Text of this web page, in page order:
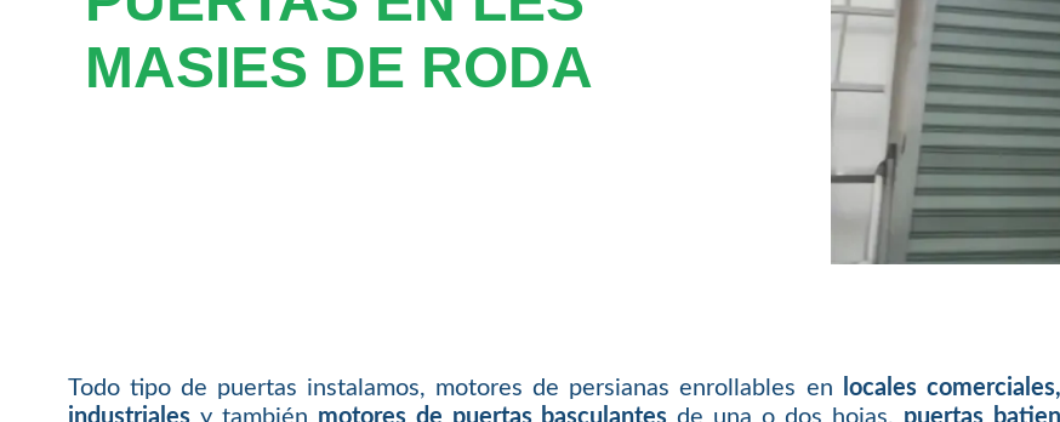
MASIES DE RODA
Todo tipo de puertas instalamos, motores de persianas enrollables en
locales
industriales y también motores de puertas basculantes de una o dos hojas, puertas